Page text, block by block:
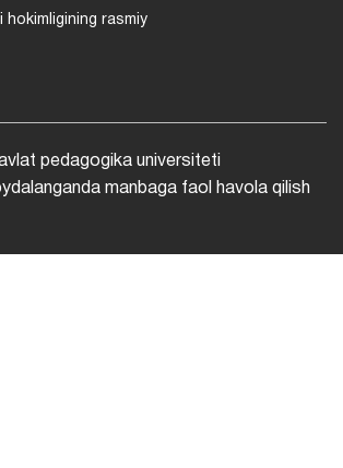
hokimligining rasmiy
pedagogika universiteti
manbaga faol havola qilish